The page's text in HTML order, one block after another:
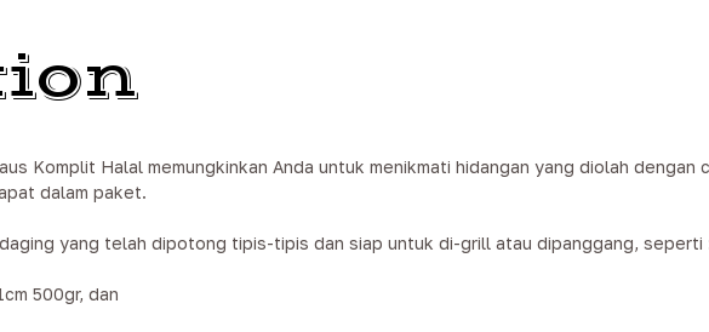
Komplit Halal memungkinkan Anda untuk menikmati hidangan yang diolah
dalam paket.
yang telah dipotong tipis-tipis dan siap untuk di-grill atau dipanggang, seperti
500gr, dan